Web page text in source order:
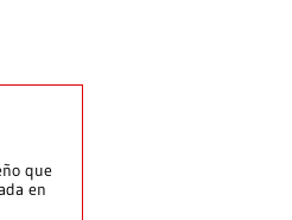
que
en